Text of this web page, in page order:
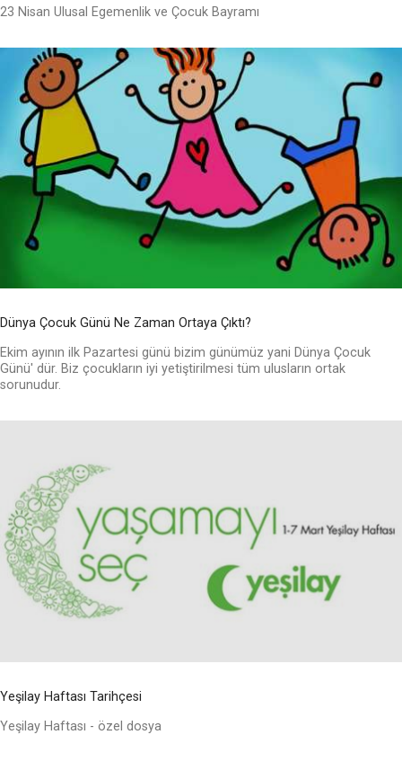
23 Nisan Ulusal Egemenlik ve Çocuk Bayramı
Dünya Çocuk Günü Ne Zaman Ortaya Çıktı?
Ekim ayının ilk Pazartesi günü bizim günümüz yani Dünya Çocuk
Günü' dür. Biz çocukların iyi yetiştirilmesi tüm ulusların ortak
sorunudur.
Yeşilay Haftası Tarihçesi
Yeşilay Haftası - özel dosya